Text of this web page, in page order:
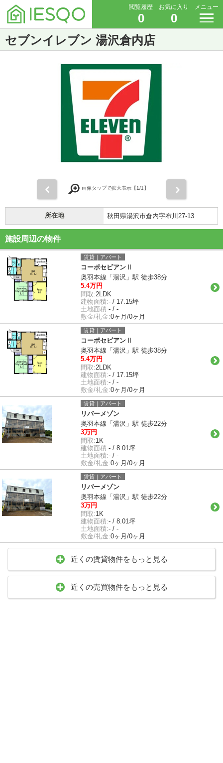
閲覧履歴
0
お気に入り
0
メニュー
セブンイレブン 湯沢倉内店
画像タップで拡大表示【1/1】
所在地 秋田県湯沢市倉内字布川27-13
施設周辺の物件
賃貸｜アパート
コーポセビアンⅡ
奥羽本線「湯沢」駅 徒歩38分
5.4万円
間取:2LDK
建物面積:- / 17.15坪
土地面積:- / -
敷金/礼金:0ヶ月/0ヶ月
賃貸｜アパート
コーポセビアンⅡ
奥羽本線「湯沢」駅 徒歩38分
5.4万円
間取:2LDK
建物面積:- / 17.15坪
土地面積:- / -
敷金/礼金:0ヶ月/0ヶ月
賃貸｜アパート
リバーメゾン
奥羽本線「湯沢」駅 徒歩22分
3万円
間取:1K
建物面積:- / 8.01坪
土地面積:- / -
敷金/礼金:0ヶ月/0ヶ月
賃貸｜アパート
リバーメゾン
奥羽本線「湯沢」駅 徒歩22分
3万円
間取:1K
建物面積:- / 8.01坪
土地面積:- / -
敷金/礼金:0ヶ月/0ヶ月
近くの賃貸物件をもっと見る
近くの売買物件をもっと見る